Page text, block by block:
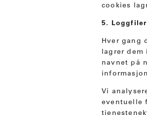
cookies
5. Loggfiler
Hver gang
lagrer dem
navnet på
Vi
eventuelle